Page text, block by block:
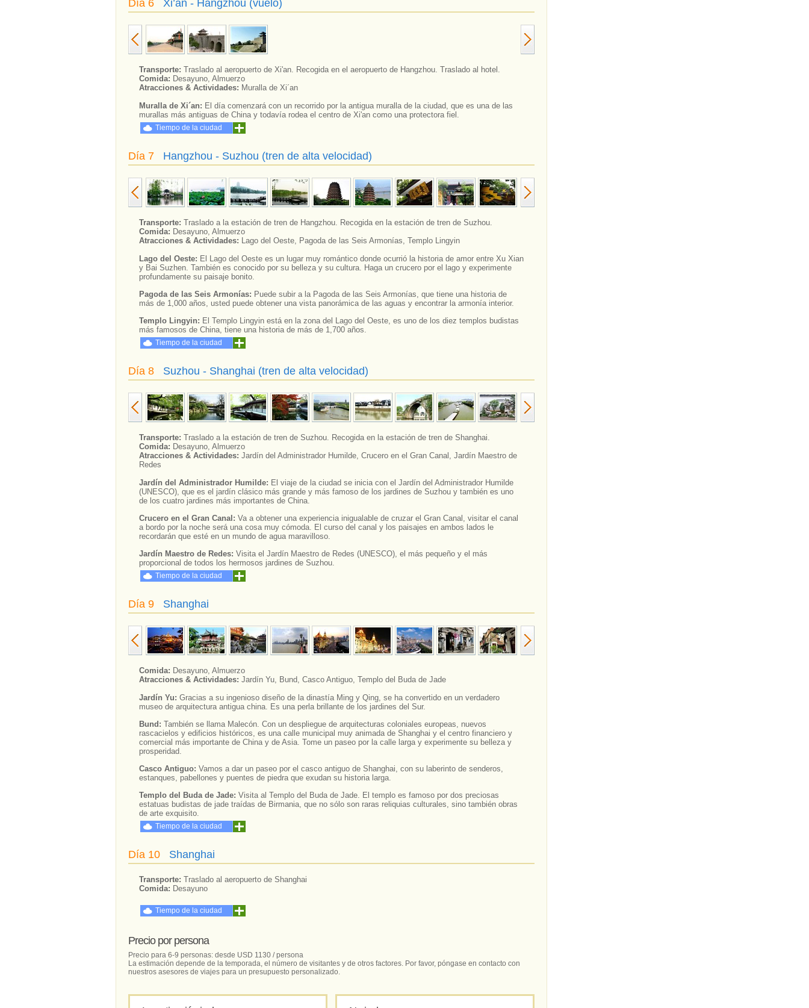
Día 6 Xi’an - Hangzhou (vuelo)
Transporte: Traslado al aeropuerto de Xi'an. Recogida en el aeropuerto de Hangzhou. Traslado al hotel.
Comida: Desayuno, Almuerzo
Atracciones & Actividades: Muralla de Xi´an
Muralla de Xi´an: El día comenzará con un recorrido por la antigua muralla de la ciudad, que es una de las
murallas más antiguas de China y todavía rodea el centro de Xi'an como una protectora fiel.
Tiempo de la ciudad
Día 7 Hangzhou - Suzhou (tren de alta velocidad)
Transporte: Traslado a la estación de tren de Hangzhou. Recogida en la estación de tren de Suzhou.
Comida: Desayuno, Almuerzo
Atracciones & Actividades: Lago del Oeste, Pagoda de las Seis Armonías, Templo Lingyin
Lago del Oeste: El Lago del Oeste es un lugar muy romántico donde ocurrió la historia de amor entre Xu Xian
y Bai Suzhen. También es conocido por su belleza y su cultura. Haga un crucero por el lago y experimente
profundamente su paisaje bonito.
Pagoda de las Seis Armonías: Puede subir a la Pagoda de las Seis Armonías, que tiene una historia de
más de 1,000 años, usted puede obtener una vista panorámica de las aguas y encontrar la armonía interior.
Templo Lingyin: El Templo Lingyin está en la zona del Lago del Oeste, es uno de los diez templos budistas
más famosos de China, tiene una historia de más de 1,700 años.
Tiempo de la ciudad
Día 8 Suzhou - Shanghai (tren de alta velocidad)
Transporte: Traslado a la estación de tren de Suzhou. Recogida en la estación de tren de Shanghai.
Comida: Desayuno, Almuerzo
Atracciones & Actividades: Jardín del Administrador Humilde, Crucero en el Gran Canal, Jardín Maestro de
Redes
Jardín del Administrador Humilde: El viaje de la ciudad se inicia con el Jardín del Administrador Humilde
(UNESCO), que es el jardín clásico más grande y más famoso de los jardines de Suzhou y también es uno
de los cuatro jardines más importantes de China.
Crucero en el Gran Canal: Va a obtener una experiencia inigualable de cruzar el Gran Canal, visitar el canal
a bordo por la noche será una cosa muy cómoda. El curso del canal y los paisajes en ambos lados le
recordarán que esté en un mundo de agua maravilloso.
Jardín Maestro de Redes: Visita el Jardín Maestro de Redes (UNESCO), el más pequeño y el más
proporcional de todos los hermosos jardines de Suzhou.
Tiempo de la ciudad
Día 9 Shanghai
Comida: Desayuno, Almuerzo
Atracciones & Actividades: Jardín Yu, Bund, Casco Antiguo, Templo del Buda de Jade
Jardín Yu: Gracias a su ingenioso diseño de la dinastía Ming y Qing, se ha convertido en un verdadero
museo de arquitectura antigua china. Es una perla brillante de los jardines del Sur.
Bund: También se llama Malecón. Con un despliegue de arquitecturas coloniales europeas, nuevos
rascacielos y edificios históricos, es una calle municipal muy animada de Shanghai y el centro financiero y
comercial más importante de China y de Asia. Tome un paseo por la calle larga y experimente su belleza y
prosperidad.
Casco Antiguo: Vamos a dar un paseo por el casco antiguo de Shanghai, con su laberinto de senderos,
estanques, pabellones y puentes de piedra que exudan su historia larga.
Templo del Buda de Jade: Visita al Templo del Buda de Jade. El templo es famoso por dos preciosas
estatuas budistas de jade traídas de Birmania, que no sólo son raras reliquias culturales, sino también obras
de arte exquisito.
Tiempo de la ciudad
Día 10 Shanghai
Transporte: Traslado al aeropuerto de Shanghai
Comida: Desayuno
Tiempo de la ciudad
Precio por persona
Precio para 6-9 personas: desde USD 1130 / persona
La estimación depende de la temporada, el número de visitantes y de otros factores. Por favor, póngase en contacto con
nuestros asesores de viajes para un presupuesto personalizado.